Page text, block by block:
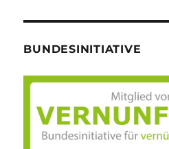
BUNDESINITIATIVE